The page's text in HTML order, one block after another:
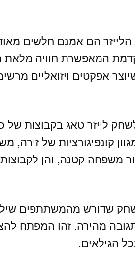
הלייזר הם אמנם חלשים
המאפשרת חוויה מלאת
אפקטים ויזואליים
לשחק לייזר טאג בקבוצות
קונפיגורציות של זירה,
משפחה קטנה, והן
משחק שדורש מהמשתתפים
תגובה מהירה. זהו המפתח
הגילאים.